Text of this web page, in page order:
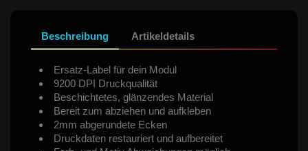
Beschreibung Artikeldetails
Ersatz-Label für dein Modul
9200 DPI Druckqualität
Beschichtetes, glänzendes Material
Bereit zum abziehen und aufkleben
2mm abgerundete Ecken
Druckdaten restauriert und aufbereitet